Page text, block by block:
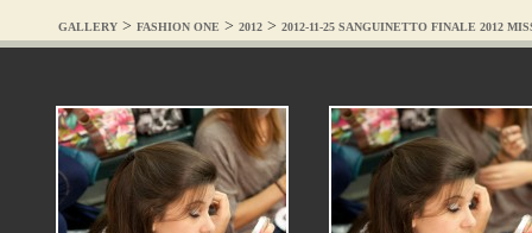
GALLERY > FASHION ONE > 2012 > 2012-11-25 SANGUINETTO FINALE 2012